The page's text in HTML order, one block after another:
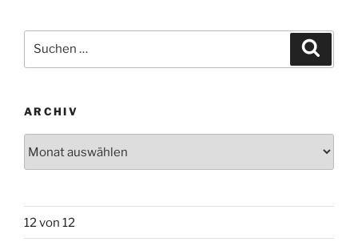
nach:
ARCHIV
12 von 12